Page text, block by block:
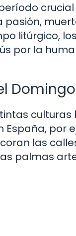
litúrgico,
por la
España,
las
palmas